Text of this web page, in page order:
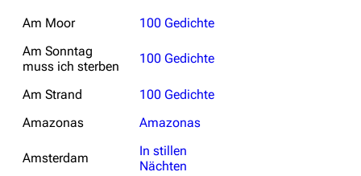
Am Moor
100 Gedichte
Am Sonntag
muss ich sterben
100 Gedichte
Am Strand
100 Gedichte
Amazonas
Amazonas
Amsterdam
In stillen
Nächten